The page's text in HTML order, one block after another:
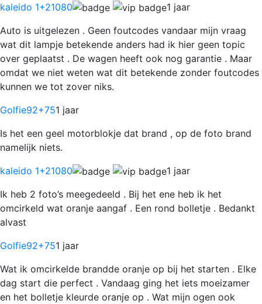
kaleido 1+21080
1 jaar
Auto is uitgelezen . Geen foutcodes vandaar mijn vraag
wat dit lampje betekende anders had ik hier geen topic
over geplaatst . De wagen heeft ook nog garantie . Maar
omdat we niet weten wat dit betekende zonder foutcodes
kunnen we tot zover niks.
Golfie92+751 jaar
Is het een geel motorblokje dat brand , op de foto brand
namelijk niets.
kaleido 1+21080
1 jaar
Ik heb 2 foto’s meegedeeld . Bij het ene heb ik het
omcirkeld wat oranje aangaf . Een rond bolletje . Bedankt
alvast
Golfie92+751 jaar
Wat ik omcirkelde brandde oranje op bij het starten . Elke
dag start die perfect . Vandaag ging het iets moeizamer
en het bolletje kleurde oranje op . Wat mijn ogen ook